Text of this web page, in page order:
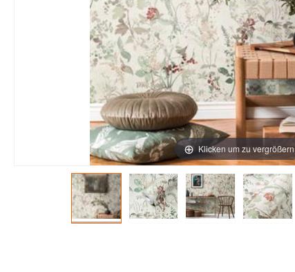
Klicken um zu vergrößern